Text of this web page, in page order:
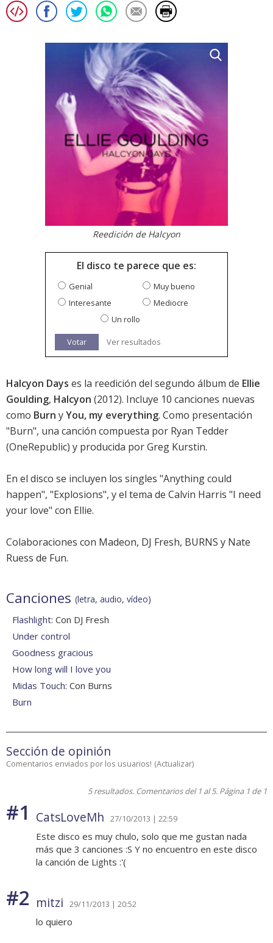
Reedición de Halcyon
El disco te parece que es:
Genial
Muy bueno
Interesante
Mediocre
Un rollo
Votar Ver resultados
Halcyon Days es la reedición del segundo álbum de Ellie
Goulding, Halcyon (2012). Incluye 10 canciones nuevas
como Burn yYou, my everything. Como presentación
"Burn", una canción compuesta por Ryan Tedder
(OneRepublic) y producida por Greg Kurstin.
En el disco se incluyen los singles "Anything could
happen", "Explosions", y el tema de Calvin Harris "I need
your love" con Ellie.
Colaboraciones con Madeon, DJ Fresh, BURNS y Nate
Ruess de Fun.
Canciones (letra, audio, vídeo)
Flashlight: Con DJ Fresh
Under control
Goodness gracious
How long will I love you
Midas Touch: Con Burns
Burn
Sección de opinión
Comentarios enviados por los usuarios! (Actualizar)
5 resultados. Comentarios del 1 al 5. Página 1 de 1
#1 CatsLoveMh 27/10/2013 | 22:59
Este disco es muy chulo, solo que me gustan nada
más que 3 canciones :S Y no encuentro en este disco
la canción de Lights :'(
#2 mitzi 29/11/2013 | 20:52
lo quiero